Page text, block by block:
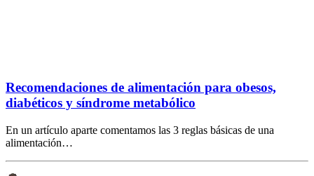
Recomendaciones de alimentación para obesos,
diabéticos y síndrome metabólico
En un artículo aparte comentamos las 3 reglas básicas de una
alimentación…